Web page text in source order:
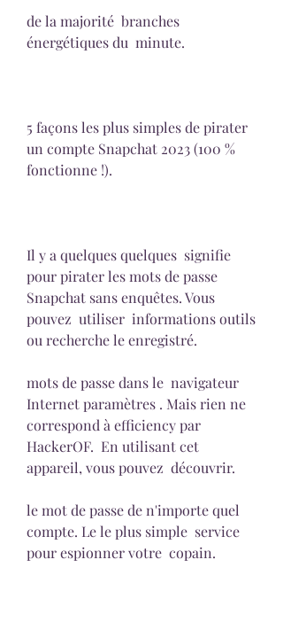
de la majorité  branches
énergétiques du  minute.
5 façons les plus simples de pirater
un compte Snapchat 2023 (100 %
fonctionne !).
Il y a quelques quelques  signifie
pour pirater les mots de passe
Snapchat sans enquêtes. Vous
pouvez  utiliser  informations outils
ou recherche le enregistré.
mots de passe dans le  navigateur
Internet paramètres . Mais rien ne
correspond à efficiency par
HackerOF.  En utilisant cet
appareil, vous pouvez  découvrir.
le mot de passe de n'importe quel
compte. Le le plus simple  service
pour espionner votre  copain.